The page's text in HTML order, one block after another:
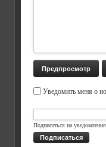
Уведомить меня о
Подписаться на
Подписаться